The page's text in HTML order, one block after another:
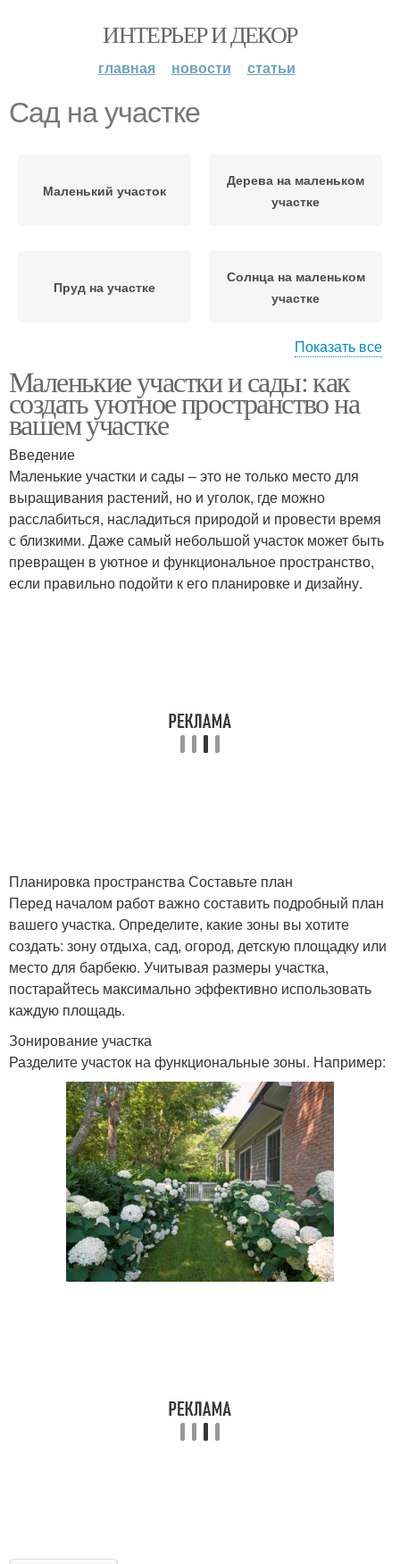
ИНТЕРЬЕР И ДЕКОР
главная новости статьи
Сад на участке
Маленький участок
Дерева на маленьком
участке
Пруд на участке
Солнца на маленьком
участке
Маленький сад Контейнерные сады
Постройки на участке Функциональный сад
Растения в саду
Площадки в маленьком
саду
Показать все
Маленькие участки и сады: как
создать уютное пространство на
вашем участке
Введение
Маленькие участки и сады – это не только место для
выращивания растений, но и уголок, где можно
расслабиться, насладиться природой и провести время
с близкими. Даже самый небольшой участок может быть
превращен в уютное и функциональное пространство,
если правильно подойти к его планировке и дизайну.
Планировка пространства Составьте план
Перед началом работ важно составить подробный план
вашего участка. Определите, какие зоны вы хотите
создать: зону отдыха, сад, огород, детскую площадку или
место для барбекю. Учитывая размеры участка,
постарайтесь максимально эффективно использовать
каждую площадь.
Зонирование участка
Разделите участок на функциональные зоны. Например: